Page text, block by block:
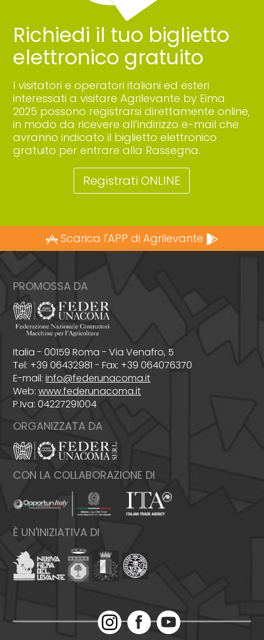
Richiedi il tuo biglietto
elettronico gratuito
I visitatori e operatori italiani ed esteri
interessati a visitare Agrilevante by Eima
2025 possono registrarsi direttamente online,
in modo da ricevere all’indirizzo e-mail che
avranno indicato il biglietto elettronico
gratuito per entrare alla Rassegna.
Registrati ONLINE
Scarica l'APP di Agrilevante
PROMOSSA DA
Italia - 00159 Roma - Via Venafro, 5
Tel: +39 06432981 - Fax: +39 064076370
E-mail:info@federunacoma.it
Web:www.federunacoma.it
P.Iva: 04227291004
ORGANIZZATA DA
CON LA COLLABORAZIONE DI
È UN'INIZIATIVA DI